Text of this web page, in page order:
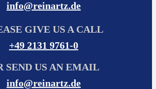
info@reinartz.de
GIVE US A CALL
+49 2131 9761-0
SEND US AN EMAIL
info@reinartz.de